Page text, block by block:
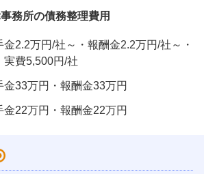
務所の債務整理費用
2.2万円/社～・報酬金2.2万円/社～・
実費5,500円/社
33万円・報酬金33万円
金22万円・報酬金22万円